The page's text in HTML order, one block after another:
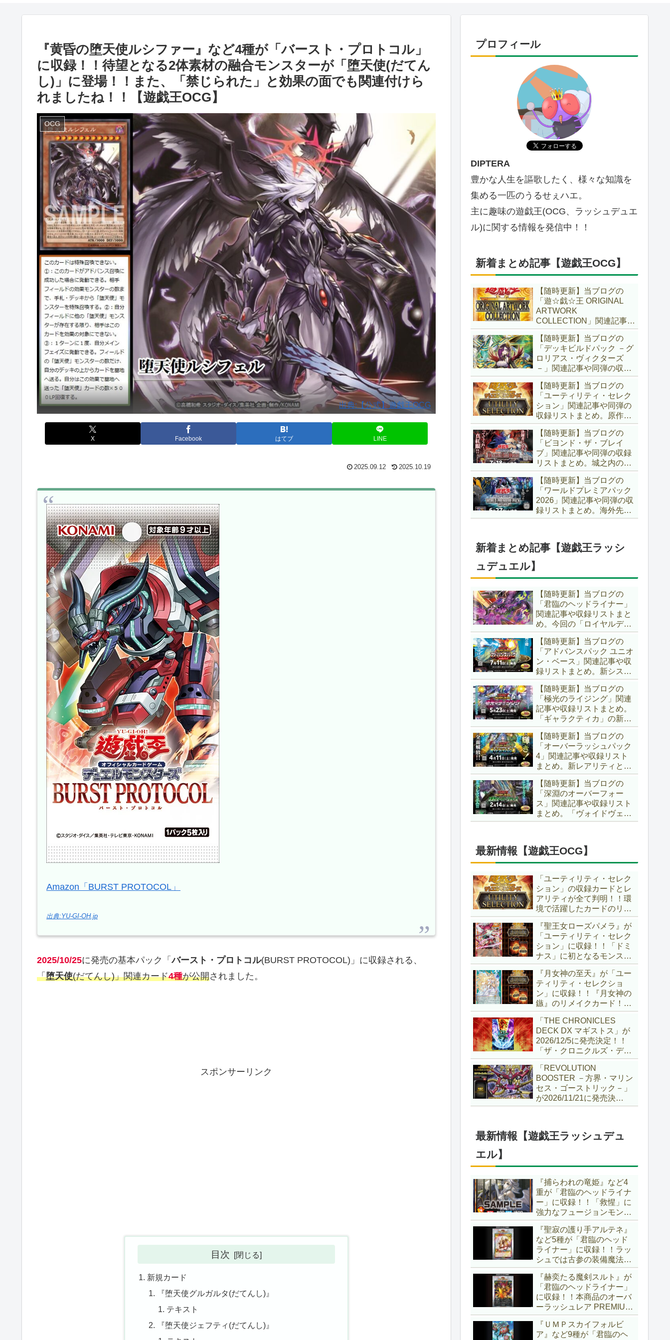
『黄昏の堕天使ルシファー』など4種が「バースト・プロトコル」
に収録！！待望となる2体素材の融合モンスターが「堕天使(だてん
し)」に登場！！また、「禁じられた」と効果の面でも関連付けら
れましたね！！【遊戯王OCG】
OCG
出典:【公式】遊戯王OCG
X Facebook はてブ LINE
2025.09.12 2025.10.19
Amazon「BURST PROTOCOL」
出典:YU-GI-OH.jp
2025/10/25に発売の基本パック「バースト・プロトコル(BURST PROTOCOL)」に収録される、
「堕天使(だてんし)」関連カード4種が公開されました。
スポンサーリンク
目次
新規カード
『堕天使グルガルタ(だてんし)』
テキスト
『堕天使ジェフティ(だてんし)』
プロフィール
DIPTERA
豊かな人生を謳歌したく、様々な知識を
集める一匹のうるせぇハエ。
主に趣味の遊戯王(OCG、ラッシュデュエ
ル)に関する情報を発信中！！
新着まとめ記事【遊戯王OCG】
【随時更新】当ブログの
「遊☆戯☆王 ORIGINAL
ARTWORK
COLLECTION」関連記事や
同弾の収録リストまとめ。
マンガスタイルとオーバー
フレームに焦点を当てた新
商品！！また、原作のモン
スターもリメイクされてい
ます！！【遊戯王OCG】
【随時更新】当ブログの
「デッキビルドパック －グ
ロリアス・ヴィクターズ
－」関連記事や同弾の収録
リストまとめ。効果を持た
ない古のモンスターを使役
する儀式テーマ「セネト」
に加え、「レイズ・ムー
ン」や「異解△」も登
場！！【遊戯王OCG】
【随時更新】当ブログの
「ユーティリティ・セレク
ション」関連記事や同弾の
収録リストまとめ。原作の
名シーンや懐かしの人気モ
ンスターをイメージした新
規カードが多数登場！！ま
た、「ドミナス」などの豪
華再録にも注目ですね～。
【遊戯王OCG】
【随時更新】当ブログの
「ビヨンド・ザ・ブレイ
ブ」関連記事や同弾の収録
リストまとめ。城之内のカ
ードたちが『時の黒魔術
師』関連となってリメイ
ク！！さらに、「Ｄ－ＨＥ
ＲＯ」の『幽獄の時計塔』
も待望のリメイクです！！
【随時更新】当ブログの
「ワールドプレミアパック
2026」関連記事や同弾の収
録リストまとめ。海外先行
カードが例年より早く来
ージした『リビングデッド
の呼び声』関連に注目が集
新着まとめ記事【遊戯王ラッシ
ュデュエル】
【随時更新】当ブログの
「君臨のヘッドライナー」
関連記事や収録リストまと
め。今回の「ロイヤルデモ
ンズ」は相手モンスターを
リリース！！また、新テー
マとして「救惺」、「ヘル
シィ」、「ゴエゴエ」も登
場です！！【遊戯王ラッシ
ュデュエル】
【随時更新】当ブログの
「アドバンスパック ユニオ
ン・ベース」関連記事や収
録リストまとめ。新システ
ム「ユニオンフュージョ
ン」の登場により、ようや
く原作さながらの「ＸＹ
Ｚ」が使用可能となりまし
た！！【遊戯王ラッシュデ
ュエル】
【随時更新】当ブログの
「極光のライジング」関連
記事や収録リストまとめ。
「ギャラクティカ」の新た
なフュージョンモンスター
やイラスト違い、「報道」
の強化に加え、幻竜族の新
テーマ「纏竜」も登場で
す！！【遊戯王ラッシュデ
ュエル】
【随時更新】当ブログの
「オーバーラッシュパック
4」関連記事や収録リスト
まとめ。新レアリティとし
てフルオーバーラッシュレ
ア仕様が初登場！！そし
て、OCGの大人気テーマ
「霊使い」も同時に実装さ
れています！！【遊戯王ラ
【随時更新】当ブログの
「深淵のオーバーフォー
ス」関連記事や収録リスト
まとめ。「ヴォイドヴェル
グ」や「夢中」、「ラ
「コスモス姫」などの人気
テーマ強化に加え、「冥
跡」もテーマ化です！！
【遊戯王ラッシュデュエ
ル】
最新情報【遊戯王OCG】
「ユーティリティ・セレク
ション」の収録カードとレ
アリティが全て判明！！環
境で活躍したカードのリメ
イクが多数収録！！調整版
『墓穴の指名者』や「ドミ
ナス」の少女のカード化な
ど、注目要素が満載ですね
～。【遊戯王OCG】
『聖王女ローズパメラ』が
「ユーティリティ・セレク
ション」に収録！！「ドミ
ナス」に初となるモンスタ
ーが登場！！『聖王の粉
砕』や『列王詩篇』に描か
れていた少女で、実際にこ
の2種を強力にサポートし
ていますね！！【遊戯王
OCG】
『月女神の至天』が「ユー
ティリティ・セレクショ
ン」に収録！！『月女神の
鏃』のリメイクカード！！
選出傾向が読めなくなりま
したが、後攻向けとは言え
無効化範囲の広がった『墓
穴の指名者』はめちゃくち
ゃ強力ですね！？【遊戯王
OCG】
「THE CHRONICLES
DECK DX マギストス」が
2026/12/5に発売決定！！
「ザ・クロニクルズ・デッ
キ」がリニューアル！！第
1弾は「マギストス」と
「エンディミオン」が選出
されています！！【遊戯王
OCG】
「REVOLUTION
BOOSTER －方界・マリン
セス・ゴーストリック－」
が2026/11/21に発売決
定！！「レボリューション
今回は前回以上に個性派揃
いとなりましたね～。【遊
最新情報【遊戯王ラッシュデュ
エル】
『捕らわれの竜姫』など4
重が「君臨のヘッドライナ
ー」に収録！！「救惺」に
強力なフュージョンモンス
ターとサポーターが登
場！！性能の高さはもちろ
ん、イラストから推察され
る背景ストーリーも興味深
い……。【遊戯王ラッシュ
デュエル】
『聖寂の護り手アルテネ』
など5種が「君臨のヘッド
ライナー」に収録！！ラッ
シュでは古参の装備魔法
『アルテネの加護』がテー
マ化！！3種のユニオンが
存在し、天使族では汎用的
なサポーターとなります
ね！！【遊戯王ラッシュデ
ュエル】
『赫奕たる魔剣スルト』が
「君臨のヘッドライナー」
に収録！！本商品のオーバ
ーラッシュレア PREMIUM
BLACK Ver.枠！！初の下級
モンスターで、「ヘルシ
ィ」と相性抜群なバウンス
『ＵＭＰスカイフォルビ
ア』など9種が「君臨のヘ